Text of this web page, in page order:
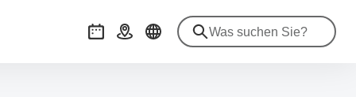
Veranstaltungen
Anreise